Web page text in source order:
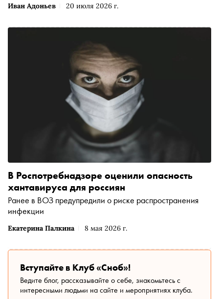
Иван Адоньев 20 июля 2026 г.
Екатерина Палкина 8 мая 2026 г.
В Роспотребнадзоре оценили опасность
хантавируса для россиян
Ранее в ВОЗ предупредили о риске распространения
инфекции
Вступайте в Клуб «Сноб»!
Ведите блог, рассказывайте о себе, знакомьтесь с
интересными людьми на сайте и мероприятиях клуба.